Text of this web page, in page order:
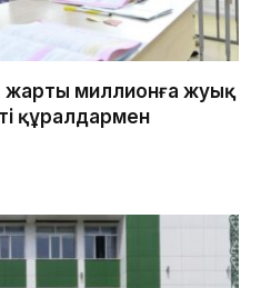
жарты миллионға жуық
құралдармен